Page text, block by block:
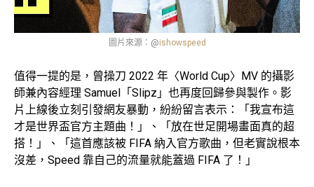
圖片來源：@ishowspeed
值得一提的是，曾操刀 2022 年〈World Cup〉MV 的攝影
師兼內容經理 Samuel「Slipz」也再度回歸參與製作。影
片上線後立刻引發網友暴動，紛紛留言表示：「我宣布這
才是世界盃官方主題曲！」、「放在世足開場畫面真的超
搭！」、「這首應該被 FIFA 納入官方歌曲，但老實說根本
沒差，Speed 靠自己的流量就能蓋過 FIFA 了！」